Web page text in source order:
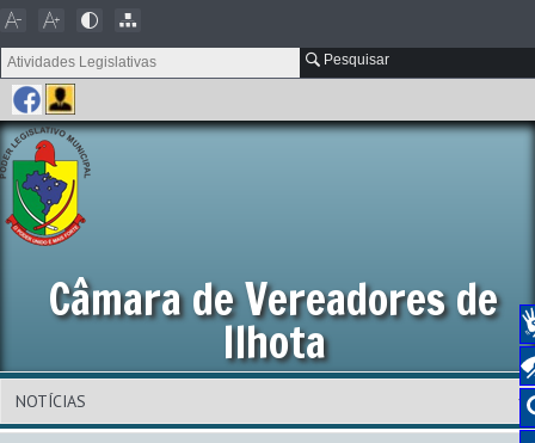
Pesquisar
Câmara de Vereadores de
Ilhota